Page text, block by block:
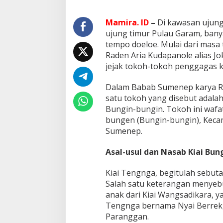
C
e
d
d
i
r
C
c
u
K
K
a
t
i
P
Mamira. ID – Di kawasan
ujung timur Pulau Garam,
tempo doeloe. Mulai dari
Raden Aria Kudapanole alias
jejak tokoh-tokoh penggagas
Dalam Babab Sumenep karya
satu tokoh yang disebut
Bungin-bungin. Tokoh ini
bungen (Bungin-bungin),
Sumenep.
Asal-usul dan Nasab Kiai
Kiai Tengnga, begitulah
Salah satu keterangan
anak dari Kiai Wangsadikara,
Tengnga bernama Nyai
Paranggan.